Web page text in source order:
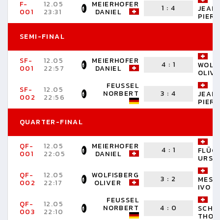
F-
001
12.05
23:31
MEIERHOFER
DANIEL 1 : 4
SEMI-FINAL
SF-
001
12.05
22:57
MEIERHOFER
DANIEL 4 : 1
SF-
002
12.05
22:56
FEUSSEL
NORBERT 3 :4
QUARTER-FINAL
QF-
001
12.05
22:05
MEIERHOFER
DANIEL 4 : 1
URS
QF-
002
12.05
22:17
WOLFISBERG
OLIVER 3 : 2
IVO
QF-
003
12.05
22:10
FEUSSEL
NORBERT 4 : 0